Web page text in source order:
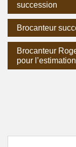
succession
Brocanteur
Brocanteur
pour